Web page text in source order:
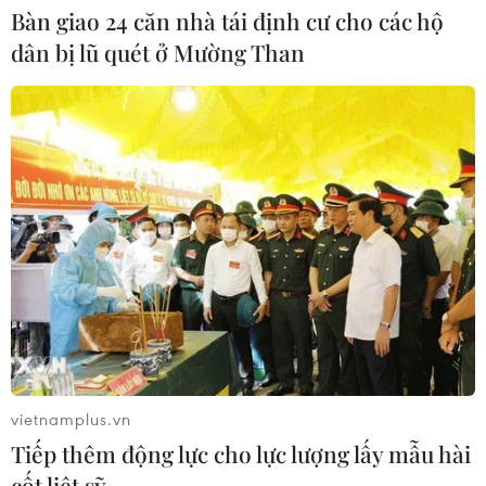
đường Vành đai 1 đoạn Hoàng Cầu-
Voi Phục
06/08/2026 09:07
Khởi tố Chủ tịch Hội đồng quản trị,
Giám đốc Công ty cổ phần Mekolor
06/08/2026 09:06
Đồng Nai yêu cầu đẩy nhanh tiến độ
dự án kết nối vùng, sân bay Long
Thành
06/08/2026 09:05
Toàn cảnh vụ sai phạm điểm
Bàn giao 24 căn nhà tái định cư cho các hộ
dân bị lũ quét ở Mường Than
vietnamplus.vn
Tiếp thêm động lực cho lực lượng lấy mẫu hài